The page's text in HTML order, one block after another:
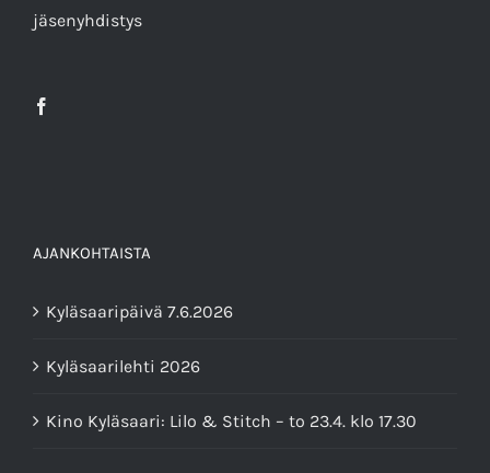
jäsenyhdistys
AJANKOHTAISTA
Kyläsaaripäivä 7.6.2026
Kyläsaarilehti 2026
Kino Kyläsaari: Lilo & Stitch – to 23.4. klo 17.30